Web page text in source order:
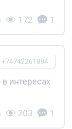
172 1
+74742261884
интересах
203 1